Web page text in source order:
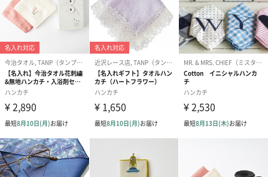
お渡し用の紙袋です。
商品に合わせたサイズをお届けします。
あり（280円）